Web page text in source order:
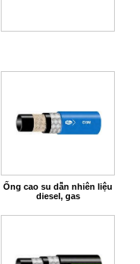
Ống cao su dẫn nhiên liệu
diesel, gas